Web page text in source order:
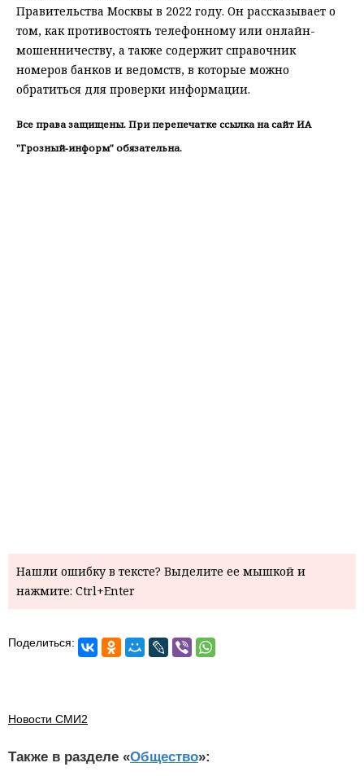
Правительства Москвы в 2022 году. Он рассказывает о
том, как противостоять телефонному или онлайн-
мошенничеству, а также содержит справочник
номеров банков и ведомств, в которые можно
обратиться для проверки информации.
Все права защищены. При перепечатке ссылка на сайт ИА
"Грозный-информ" обязательна.
Нашли ошибку в тексте? Выделите ее мышкой и
нажмите: Ctrl+Enter
Поделиться:
Новости СМИ2
Также в разделе «Общество»: